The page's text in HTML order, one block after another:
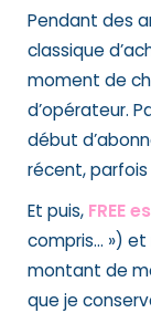
Pendant des
classique
moment de
d’opérateur.
début
récent, parfois
Et puis, FREE
compris… »)
montant de
que je